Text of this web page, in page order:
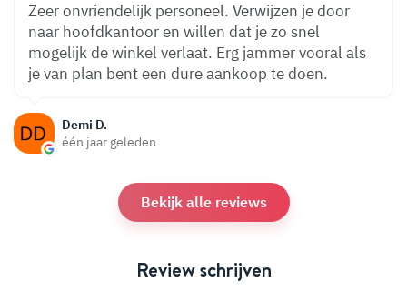
Demi D.
één jaar geleden
Zeer onvriendelijk personeel. Verwijzen je door
naar hoofdkantoor en willen dat je zo snel
mogelijk de winkel verlaat. Erg jammer vooral als
je van plan bent een dure aankoop te doen.
Bekijk alle reviews
Review schrijven